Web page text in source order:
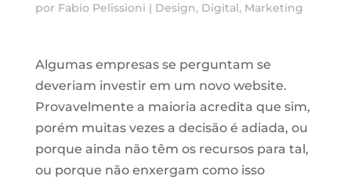
por Fabio Pelissioni | Design, Digital, Marketing
Algumas empresas se perguntam se
deveriam investir em um novo website.
Provavelmente a maioria acredita que sim,
porém muitas vezes a decisão é adiada, ou
porque ainda não têm os recursos para tal,
ou porque não enxergam como isso